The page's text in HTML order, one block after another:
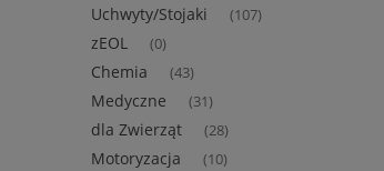
Uchwyty/Stojaki (107)
zEOL (0)
Chemia (43)
Medyczne (31)
dla Zwierząt (28)
Motoryzacja (10)